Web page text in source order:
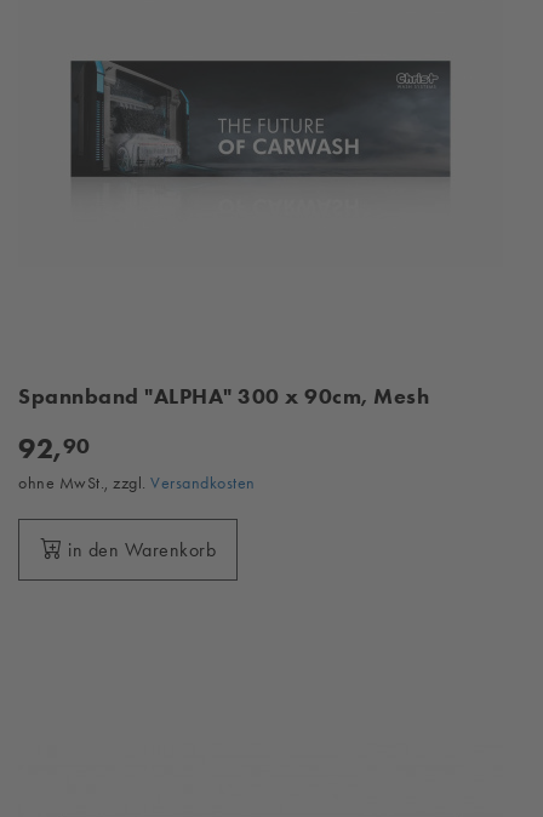
Spannband "ALPHA" 300 x 90cm, Mesh
92,90
ohne MwSt., zzgl. Versandkosten
in den Warenkorb